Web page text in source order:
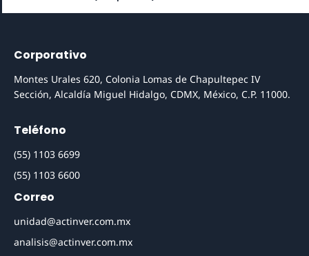
Corporativo
Montes Urales 620, Colonia Lomas de Chapultepec IV
Sección, Alcaldía Miguel Hidalgo, CDMX, México, C.P. 11000.
Teléfono
(55) 1103 6699
(55) 1103 6600
Correo
unidad@actinver.com.mx
analisis@actinver.com.mx